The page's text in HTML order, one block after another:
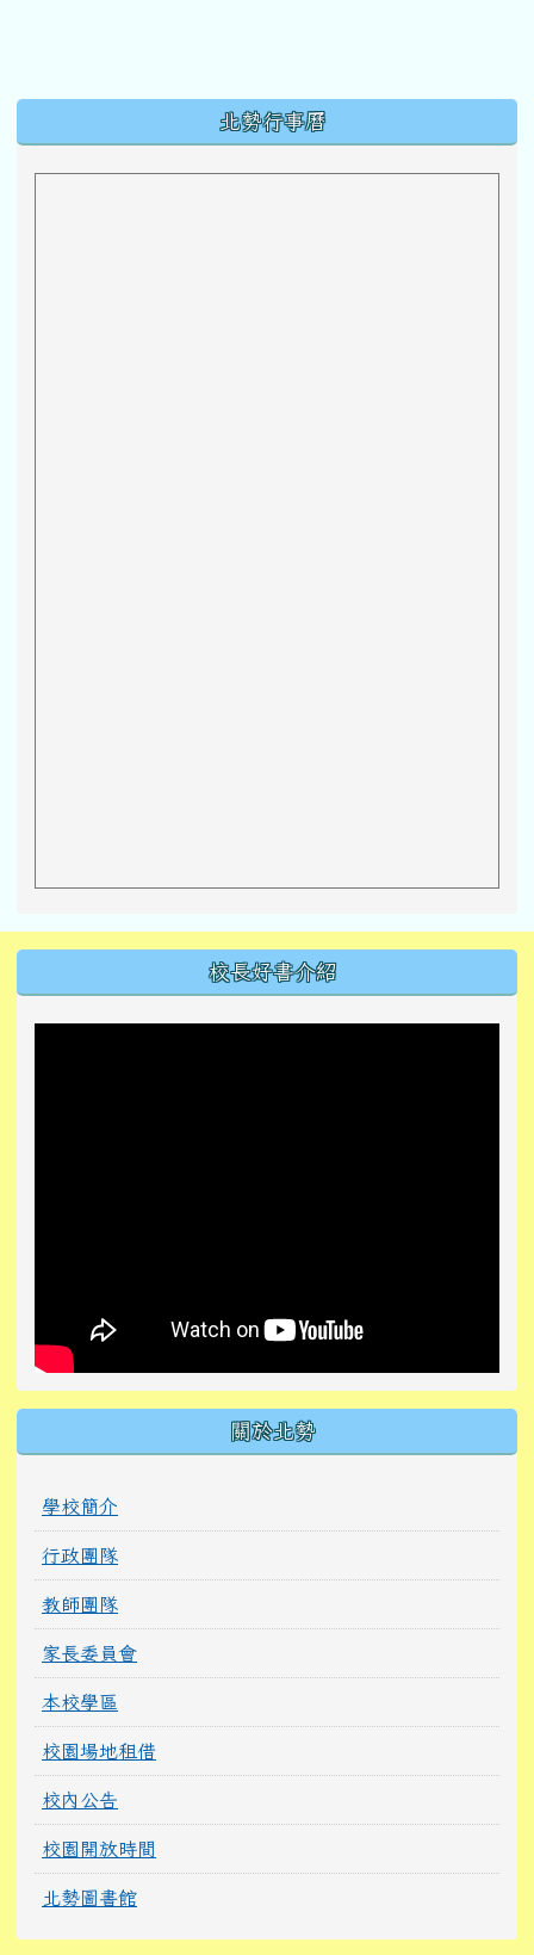
北勢行事曆
校長好書介紹
關於北勢
學校簡介
行政團隊
教師團隊
家長委員會
本校學區
校園場地租借
校內公告
校園開放時間
北勢圖書館